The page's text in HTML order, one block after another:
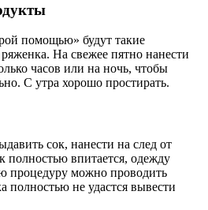
помощью» будут такие
На свежее пятно нанести
часов или на ночь, чтобы
С утра хорошо простирать.
сок, нанести на след от
полностью впитается, одежду
процедуру можно проводить
полностью не удастся вывести